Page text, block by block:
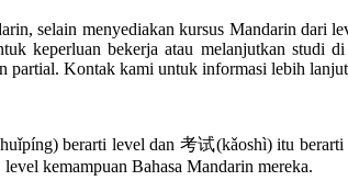
selain menyediakan kursus Mandarin dari
keperluan bekerja atau melanjutkan studi
partial. Kontak kami untuk informasi lebih
berarti level dan 考试(kǎoshì) itu berarti
kemampuan Bahasa Mandarin mereka.